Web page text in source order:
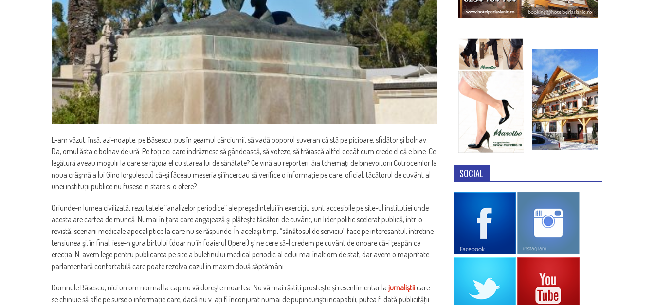
L-am văzut, însă, azi-noapte, pe Băsescu, pus în geamul cârciumii, să vadă poporul suveran că stă pe picioare, sfidător şi bolnav.
Da, omul ăsta e bolnav de ură. Pe toţi cei care îndrăznesc să gândească, să voteze, să trăiască altfel decât cum crede el că e bine. Ce
legătură aveau mogulii la care se răţoia el cu starea lui de sănătate? Ce vină au reporterii ăia (chemaţi de binevoitorii Cotrocenilor la
noua crâşmă a lui Gino Iorgulescu) că-şi făceau meseria şi încercau să verifice o informaţie pe care, oficial, tăcătorul de cuvânt al
unei instituţii publice nu fusese-n stare s-o ofere?
Oriunde-n lumea civilizată, rezultatele “analizelor periodice” ale preşedintelui în exerciţiu sunt accesibile pe site-ul institutiei unde
acesta are cartea de muncă. Numai în ţara care angajează şi plăteşte tăcători de cuvânt, un lider politic scelerat publică, într-o
revistă, scenarii medicale apocaliptice la care nu se răspunde. În acelaşi timp, “sănătosul de serviciu” face pe interesantul, întretine
tensiunea şi, în final, iese-n gura birtului (doar nu în foaierul Operei) şi ne cere să-l credem pe cuvânt de onoare că-i ţeapăn ca
erecţia. N-avem lege pentru publicarea pe site a buletinului medical periodic al celui mai înalt om de stat, dar avem o majoritate
parlamentară confortabilă care poate rezolva cazul în maxim două săptămâni.
Domnule Băsescu, nici un om normal la cap nu vă doreşte moartea. Nu vă mai răstiţi prosteşte şi resentimentar la jurnaliştii care
se chinuie să afle pe surse o informaţie care, dacă nu v-aţi fi înconjurat numai de pupincurişti incapabili, putea fi dată publicităţii
SOCIAL